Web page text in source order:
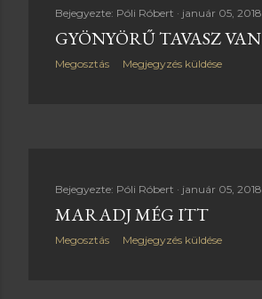
Bejegyezte: Póli Róbert január 05, 2018
GYÖNYÖRŰ TAVASZ VAN
Megosztás Megjegyzés küldése
Bejegyezte: Póli Róbert január 05, 2018
MARADJ MÉG ITT
Megosztás Megjegyzés küldése